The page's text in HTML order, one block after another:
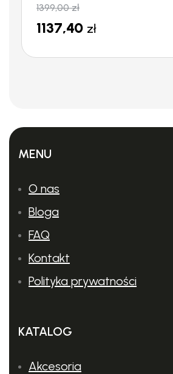
1399,00zł
1137,40 zł
MENU
O nas
Bloga
FAQ
Kontakt
Polityka prywatności
KATALOG
Akcesoria